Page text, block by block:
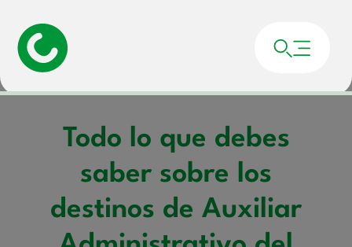
Portada»
Todo lo que debes
saber sobre los
destinos de Auxiliar